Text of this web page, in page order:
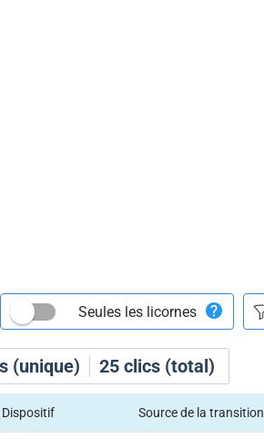
(unique) 25 clics (total)
Seules les licornes
Dispositif Source de la transition